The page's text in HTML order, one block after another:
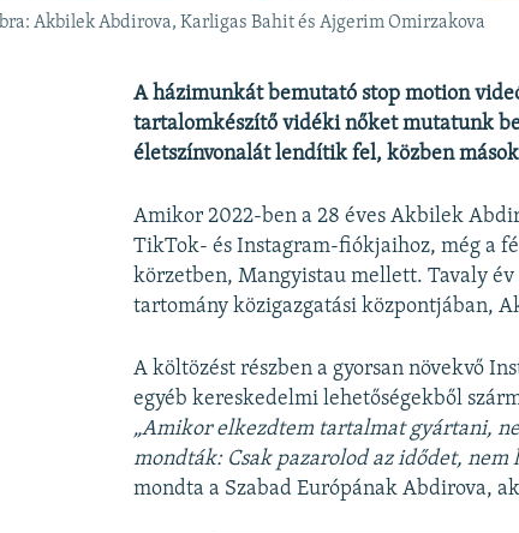
Akbilek Abdirova, Karligas Bahit és Ajgerim Omirzakova
A házimunkát bemutató stop motion
tartalomkészítő vidéki nőket mutatunk
életszínvonalát lendítik fel, közben
Amikor 2022-ben a 28 éves Akbilek
TikTok- és Instagram-fiókjaihoz, még a
körzetben, Mangyistau mellett. Tavaly
tartomány közigazgatási központjában,
A költözést részben a gyorsan növekvő
egyéb kereskedelmi lehetőségekből
„Amikor elkezdtem tartalmat gyártani,
mondták: Csak pazarolod az idődet, nem
mondta a Szabad Európának Abdirova,